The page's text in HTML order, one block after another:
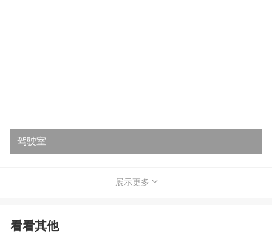
驾驶室
展示更多
看看其他